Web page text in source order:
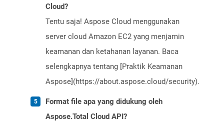
Cloud?
Tentu saja! Aspose Cloud menggunakan
server cloud Amazon EC2 yang menjamin
keamanan dan ketahanan layanan. Baca
selengkapnya tentang [Praktik Keamanan
Aspose](https://about.aspose.cloud/security).
Format file apa yang didukung oleh
Aspose.Total Cloud API?